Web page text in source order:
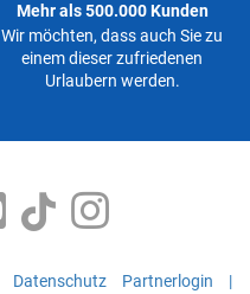
Mehr als 500.000 Kunden
Wir möchten, dass auch Sie zu
einem dieser zufriedenen
Urlaubern werden.
Datenschutz Partnerlogin |